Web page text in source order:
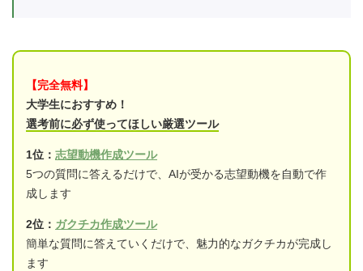
【完全無料】
大学生におすすめ！
選考前に必ず使ってほしい厳選ツール
1位： 志望動機作成ツール
5つの質問に答えるだけで、AIが受かる志望動機を自動で作
成します
2位： ガクチカ作成ツール
簡単な質問に答えていくだけで、魅力的なガクチカが完成し
ます